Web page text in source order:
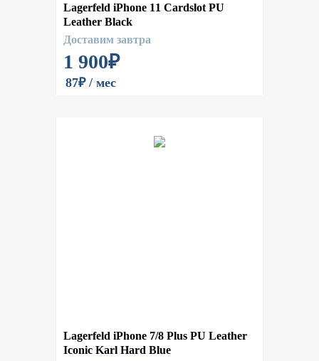
Lagerfeld iPhone 11 Cardslot PU
Leather Black
Доставим завтра
1 900₽
87₽ / мес
Lagerfeld iPhone 7/8 Plus PU Leather
Iconic Karl Hard Blue